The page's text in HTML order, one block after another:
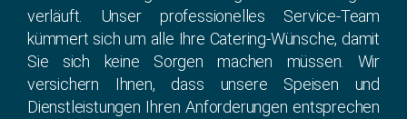
verläuft. Unser professionelles Service-Team
kümmert sich um alle Ihre Catering-Wünsche, damit
Sie sich keine Sorgen machen müssen. Wir
versichern Ihnen, dass unsere Speisen und
Dienstleistungen Ihren Anforderungen entsprechen